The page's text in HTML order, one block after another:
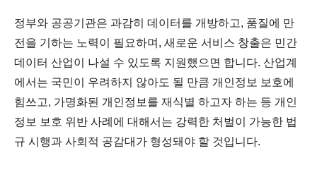
정부와 공공기관은 과감히 데이터를 개방하고, 품질에 만
전을 기하는 노력이 필요하며, 새로운 서비스 창출은 민간
데이터 산업이 나설 수 있도록 지원했으면 합니다. 산업계
에서는 국민이 우려하지 않아도 될 만큼 개인정보 보호에
힘쓰고, 가명화된 개인정보를 재식별 하고자 하는 등 개인
정보 보호 위반 사례에 대해서는 강력한 처벌이 가능한 법
규 시행과 사회적 공감대가 형성돼야 할 것입니다.